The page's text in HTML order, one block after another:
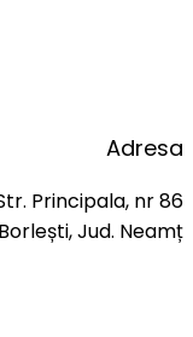
Adresa
Principala, nr 86
Jud. Neamț